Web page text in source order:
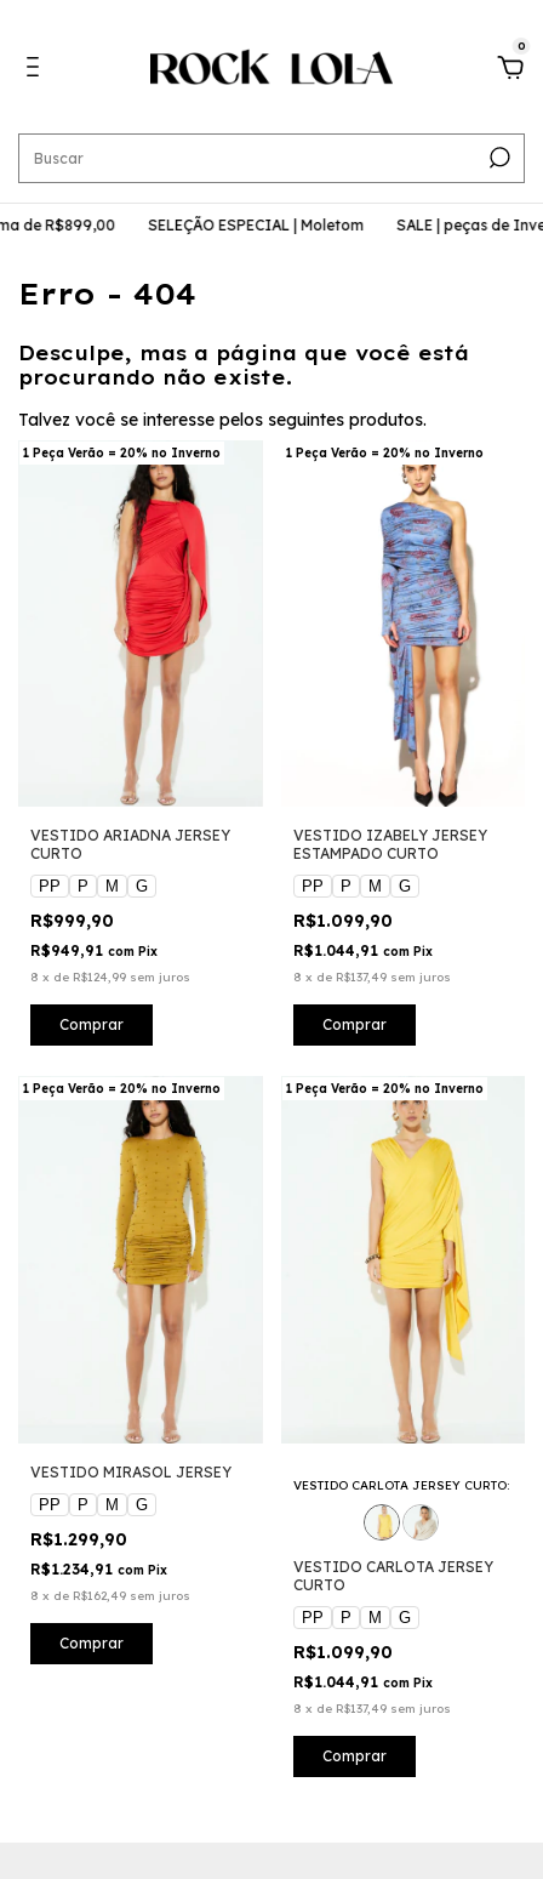
0
de R$899,00 SELEÇÃO ESPECIAL | Moletom SALE | peças de
Erro - 404
Desculpe, mas a página que você está
procurando não existe.
Talvez você se interesse pelos seguintes produtos.
1 Peça Verão = 20% no Inverno
VESTIDO ARIADNA JERSEY
CURTO
PP
P M G
R$999,90
R$949,91 com Pix
8 x de R$124,99 sem juros
Comprar
1 Peça Verão = 20% no Inverno
VESTIDO IZABELY JERSEY
ESTAMPADO CURTO
PP
P M G
R$1.099,90
R$1.044,91 com Pix
8 x de R$137,49 sem juros
Comprar
1 Peça Verão = 20% no Inverno
VESTIDO MIRASOL JERSEY
PP
P M G
R$1.299,90
R$1.234,91 com Pix
8 x de R$162,49 sem juros
Comprar
1 Peça Verão = 20% no Inverno
VESTIDO CARLOTA JERSEY CURTO:
VESTIDO CARLOTA JERSEY
CURTO
PP
P M G
R$1.099,90
R$1.044,91 com Pix
8 x de R$137,49 sem juros
Comprar